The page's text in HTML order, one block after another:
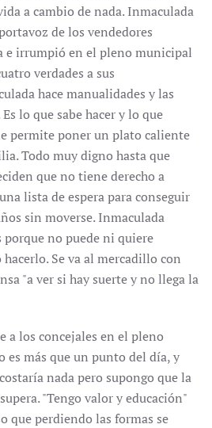
a cambio de nada. Inmaculada
de los vendedores
e irrumpió en el pleno municipal
verdades a sus
hace manualidades y las
lo que sabe hacer y lo que
permite poner un plato caliente
Todo muy digno hasta que
que no tiene derecho a
lista de espera para conseguir
sin moverse. Inmaculada
no puede ni quiere
Se va al mercadillo con
"a ver si hay suerte y no llega la
a los concejales en el pleno
es más que un punto del día, y
nada pero supongo que la
"Tengo valor y educación"
que perdiendo las formas se